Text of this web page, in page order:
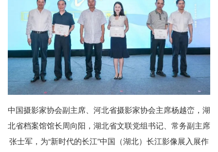
中国摄影家协会副主席、河北省摄影家协会主席杨越峦，湖
北省档案馆馆长周向阳，湖北省文联党组书记、常务副主席
张士军，为“新时代的长江”中国（湖北）长江影像展入展作